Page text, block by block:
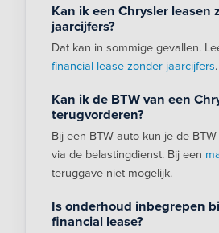
Kan ik een Chrysler leasen
jaarcijfers?
Dat kan in sommige gevallen.
financial lease zonder jaarcijfers.
Kan ik de BTW van een
terugvorderen?
Bij een BTW-auto kun je de
via de belastingdienst. Bij een
teruggave niet mogelijk.
Is onderhoud inbegrepen
financial lease?